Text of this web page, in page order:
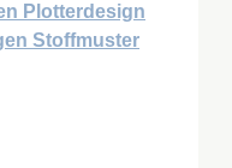
Plotterdesign
Stoffmuster